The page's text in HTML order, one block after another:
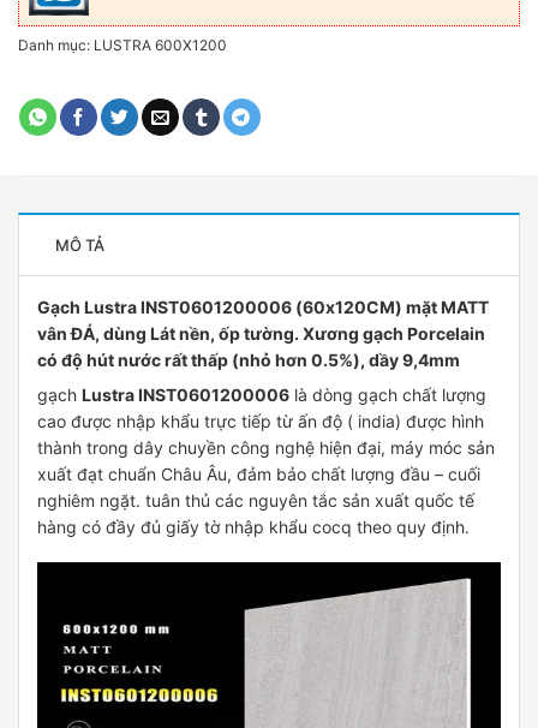
Danh mục: LUSTRA 600X1200
MÔ TẢ
Gạch Lustra INST0601200006 (60x120CM) mặt MATT
vân ĐÁ, dùng Lát nền, ốp tường. Xương gạch Porcelain
có độ hút nước rất thấp (nhỏ hơn 0.5%), dầy 9,4mm
gạch Lustra INST0601200006 là dòng gạch chất lượng
cao được nhập khẩu trực tiếp từ ấn độ ( india) được hình
thành trong dây chuyền công nghệ hiện đại, máy móc sản
xuất đạt chuẩn Châu Âu, đảm bảo chất lượng đầu – cuối
nghiêm ngặt. tuân thủ các nguyên tắc sản xuất quốc tế
hàng có đầy đủ giấy tờ nhập khẩu cocq theo quy định.